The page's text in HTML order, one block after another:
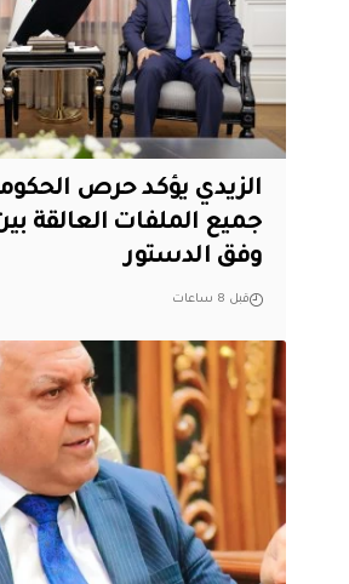
الزيدي يؤكد حرص
جميع الملفات العالقة
وفق الدستور
قبل 8 ساعات